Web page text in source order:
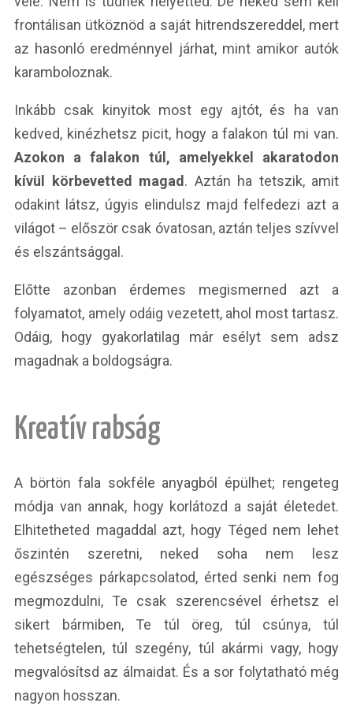
frontálisan ütköznöd a saját hitrendszereddel, mert
az hasonló eredménnyel járhat, mint amikor autók
karamboloznak.
Inkább csak kinyitok most egy ajtót, és ha van
kedved, kinézhetsz picit, hogy a falakon túl mi van.
Azokon a falakon túl, amelyekkel akaratodon
kívül körbevetted magad . Aztán ha tetszik, amit
odakint látsz, úgyis elindulsz majd felfedezi azt a
világot – először csak óvatosan, aztán teljes szívvel
és elszántsággal.
Előtte azonban érdemes megismerned azt a
folyamatot, amely odáig vezetett, ahol most tartasz.
Odáig, hogy gyakorlatilag már esélyt sem adsz
magadnak a boldogságra.
Kreatív rabság
A börtön fala sokféle anyagból épülhet; rengeteg
módja van annak, hogy korlátozd a saját életedet.
Elhitetheted magaddal azt, hogy Téged nem lehet
őszintén szeretni, neked soha nem lesz
egészséges párkapcsolatod, érted senki nem fog
megmozdulni, Te csak szerencsével érhetsz el
sikert bármiben, Te túl öreg, túl csúnya, túl
tehetségtelen, túl szegény, túl akármi vagy, hogy
megvalósítsd az álmaidat. És a sor folytatható még
nagyon hosszan.